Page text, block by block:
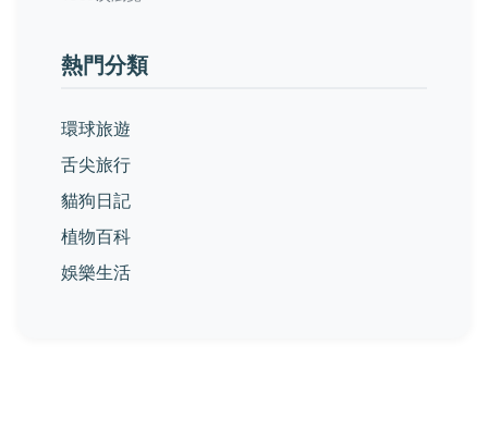
熱門分類
環球旅遊
舌尖旅行
貓狗日記
植物百科
娛樂生活